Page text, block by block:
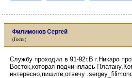
Филимонов Сергей
(Гость)
Службу проходил в 91-92г.В г.Никаро
Восток,которая подчинялась
интересно,пишите,отвечу